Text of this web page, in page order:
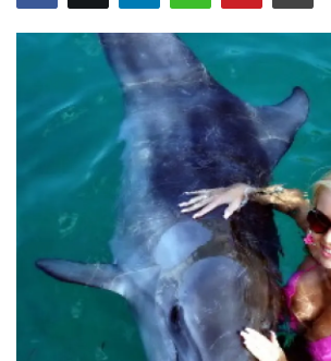
Çevre
Gizlilik Politikası
Reklam ve İşbirliği
Bodrum Trafik Yoğunluk Haritası
Turizm